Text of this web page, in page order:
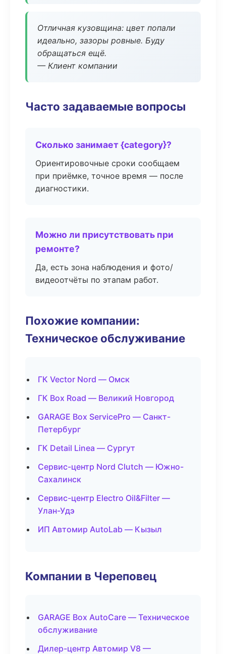
Отличная кузовщина: цвет попали
идеально, зазоры ровные. Буду
обращаться ещё.
— Клиент компании
Часто задаваемые вопросы
Сколько занимает {category}?
Ориентировочные сроки сообщаем
при приёмке, точное время — после
диагностики.
Можно ли присутствовать при
ремонте?
Да, есть зона наблюдения и фото/
видеоотчёты по этапам работ.
Похожие компании:
Техническое обслуживание
ГК Vector Nord — Омск
ГК Box Road — Великий Новгород
GARAGE Box ServicePro — Санкт-
Петербург
ГК Detail Linea — Сургут
Сервис-центр Nord Clutch — Южно-
Сахалинск
Сервис-центр Electro Oil&Filter —
Улан-Удэ
ИП Автомир AutoLab — Кызыл
Компании в Череповец
GARAGE Box AutoCare — Техническое
обслуживание
Дилер-центр Автомир V8 —